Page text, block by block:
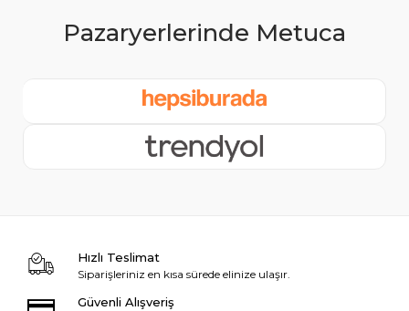
Hızlı Teslimat
Siparişleriniz en kısa sürede elinize ulaşır.
Güvenli Alışveriş